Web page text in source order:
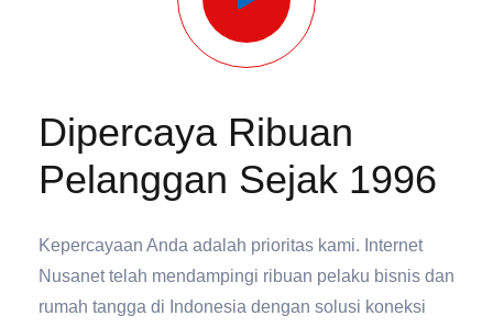
Dipercaya Ribuan
Pelanggan Sejak 1996
Kepercayaan Anda adalah prioritas kami. Internet
Nusanet telah mendampingi ribuan pelaku bisnis dan
rumah tangga di Indonesia dengan solusi koneksi